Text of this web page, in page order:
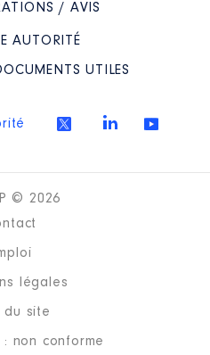
/ AVIS
AUTORITÉ
UTILES
© 2026
légales
du site
non conforme